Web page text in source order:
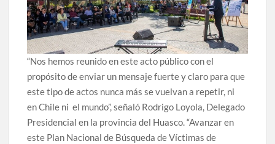
“Nos hemos reunido en este acto público con el
propósito de enviar un mensaje fuerte y claro para que
este tipo de actos nunca más se vuelvan a repetir, ni
en Chile ni el mundo”, señaló Rodrigo Loyola, Delegado
Presidencial en la provincia del Huasco. “Avanzar en
este Plan Nacional de Búsqueda de Víctimas de